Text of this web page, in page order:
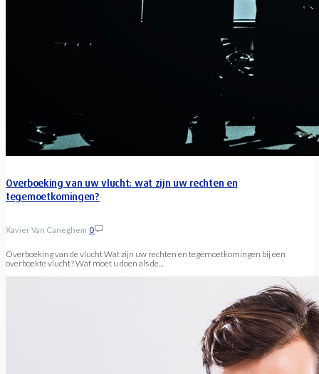
Overboeking van uw vlucht: wat zijn uw rechten en
tegemoetkomingen?
Xavier Van Caneghem 0
Overboeking van de vlucht Wat zijn uw rechten en tegemoetkomingen bij een
overboekte vlucht? Wat moet u doen als de...